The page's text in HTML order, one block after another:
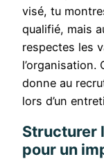
visé, tu
qualifié, mais
respectes les
donne au
lors d’un
Structurer
pour un